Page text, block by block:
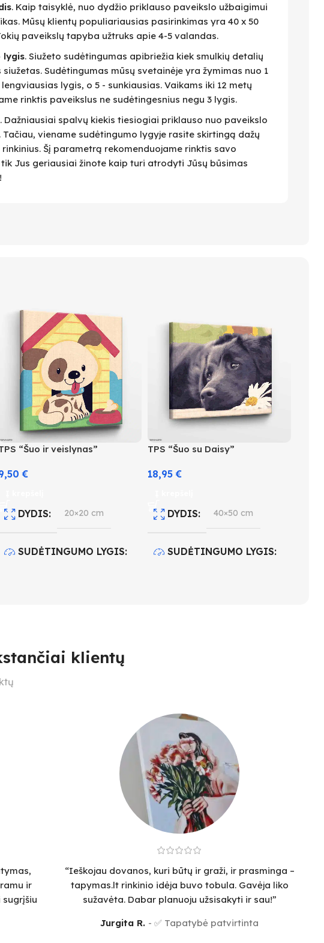
. Kaip taisyklė, nuo dydžio priklauso paveikslo užbaigimui
Mūsų klientų populiariausias pasirinkimas yra 40 x 50
paveikslų tapyba užtruks apie 4-5 valandas.
lygis. Siužeto sudėtingumas apibriežia kiek smulkių detalių
Sudėtingumas mūsų svetainėje yra žymimas nuo 1
lengviausias lygis, o 5 - sunkiausias. Vaikams iki 12 metų
rinktis paveikslus ne sudėtingesnius negu 3 lygis.
. Dažniausiai spalvų kiekis tiesiogiai priklauso nuo paveikslo
Tačiau, viename sudėtingumo lygyje rasite skirtingą dažų
rinkinius. Šį parametrą rekomenduojame rinktis savo
tik Jus geriausiai žinote kaip turi atrodyti Jūsų būsimas
“Šuo ir veislynas”
€
DYDIS 20×20 cm
SUDĖTINGUMO LYGIS
TPS “Šuo su Daisy”
18,95€
DYDIS 40×50 cm
SUDĖTINGUMO LYGIS
klientų
ir
“Ieškojau dovanos, kuri būtų ir graži, ir prasminga –
tapymas.lt rinkinio idėja buvo tobula. Gavėja liko
sužavėta. Dabar planuoju užsisakyti ir sau!”
Jurgita R. ✅ Tapatybė patvirtinta